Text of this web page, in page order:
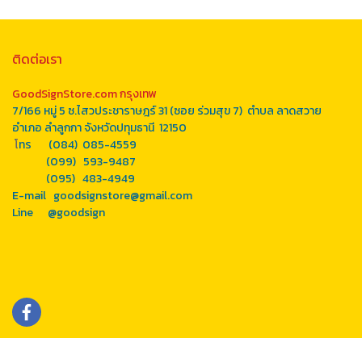
ติดต่อเรา
GoodSignStore.com กรุงเทพ
7/166 หมู่ 5 ซ.ไสวประชาราษฎร์ 31 (ซอย ร่วมสุข 7) ตำบล ลาดสวาย
อำเภอ ลำลูกกา จังหวัดปทุมธานี 12150
โทร (084) 085-4559
(099) 593-9487
(095) 483-4949
E-mail goodsignstore@gmail.com
Line @goodsign